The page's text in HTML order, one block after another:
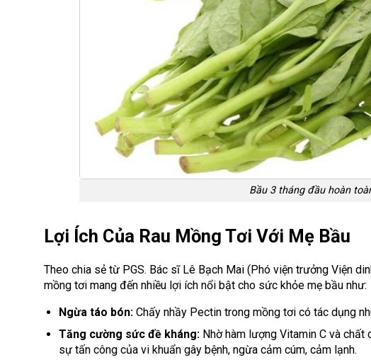
Bầu 3 tháng đầu hoàn
Lợi Ích Của Rau Mồng Tơi Với Mẹ Bầu
Theo chia sẻ từ PGS. Bác sĩ Lê Bạch Mai (Phó viện trưởng Viện
mồng tơi mang đến nhiều lợi ích nổi bật cho sức khỏe mẹ bầu như:
Ngừa táo bón:Chấy nhầy Pectin trong mồng tơi có tác dụng
Tăng cường sức đề kháng:Nhờ hàm lượng Vitamin C và chất
sự tấn công của vi khuẩn gây bệnh, ngừa cảm cúm, cảm lạnh.